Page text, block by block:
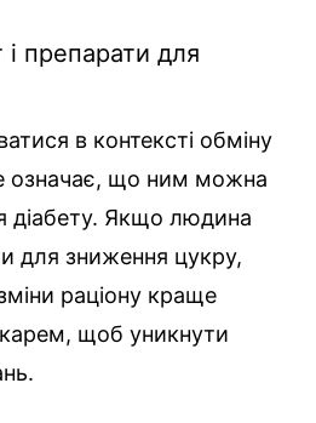
препарати для
в контексті обміну
означає, що ним можна
діабету. Якщо людина
для зниження цукру,
раціону краще
щоб уникнути